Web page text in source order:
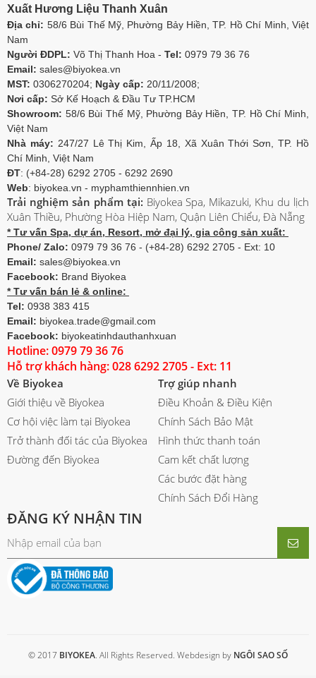
Xuất Hương Liệu Thanh Xuân
Địa chỉ: 58/6 Bùi Thế Mỹ, Phường Bảy Hiền, TP. Hồ Chí Minh, Việt
Nam
Người ĐDPL: Võ Thị Thanh Hoa - Tel: 0979 79 36 76
Email: sales@biyokea.vn
MST: 0306270204; Ngày cấp: 20/11/2008;
Nơi cấp: Sở Kế Hoạch & Đầu Tư TP.HCM
Showroom: 58/6 Bùi Thế Mỹ, Phường Bảy Hiền, TP. Hồ Chí Minh,
Việt Nam
Nhà máy: 247/27 Lê Thị Kim, Ấp 18, Xã Xuân Thới Sơn, TP. Hồ
Chí Minh, Việt Nam
ĐT: (+84-28) 6292 2705 - 6292 2690
Web: biyokea.vn - myphamthiennhien.vn
Trải nghiệm sản phẩm tại: Biyokea Spa, Mikazuki, Khu du lịch
Xuân Thiều, Phường Hòa Hiệp Nam, Quận Liên Chiểu, Đà Nẵng
* Tư vấn Spa, dự án, Resort, mở đại lý, gia công sản xuất:
Phone/ Zalo: 0979 79 36 76 - (+84-28) 6292 2705 - Ext: 10
Email: sales@biyokea.vn
Facebook: Brand Biyokea
* Tư vấn bán lẻ & online:
Tel: 0938 383 415
Email: biyokea.trade@gmail.com
Facebook: biyokeatinhdauthanhxuan
Hotline: 0979 79 36 76
Hỗ trợ khách hàng: 028 6292 2705 - Ext: 11
Về Biyokea
Giới thiệu về Biyokea
Cơ hội việc làm tại Biyokea
Trở thành đối tác của Biyokea
Đường đến Biyokea
Trợ giúp nhanh
Điều Khoản & Điều Kiện
Chính Sách Bảo Mật
Hình thức thanh toán
Cam kết chất lượng
Các bước đặt hàng
Chính Sách Đổi Hàng
ĐĂNG KÝ NHẬN TIN
© 2017 BIYOKEA. All Rights Reserved. Webdesign by NGÔI SAO SỐ